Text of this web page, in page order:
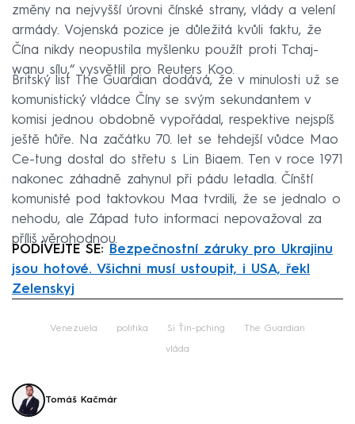
změny na nejvyšší úrovni čínské strany, vlády a velení
armády. Vojenská pozice je důležitá kvůli faktu, že
Čína nikdy neopustila myšlenku použít proti Tchaj-
wanu sílu,“ vysvětlil pro Reuters Koo.
Britský list The Guardian dodává, že v minulosti už se
komunistický vládce Číny se svým sekundantem v
komisi jednou obdobně vypořádal, respektive nejspíš
ještě hůře. Na začátku 70. let se tehdejší vůdce Mao
Ce-tung dostal do střetu s Lin Biaem. Ten v roce 1971
nakonec záhadně zahynul při pádu letadla. Čínští
komunisté pod taktovkou Maa tvrdili, že se jednalo o
nehodu, ale Západ tuto informaci nepovažoval za
příliš věrohodnou.
PODÍVEJTE SE:
Bezpečnostní záruky pro Ukrajinu
jsou hotové. Všichni musí ustoupit, i USA, řekl
Zelenskyj
Venezuela politika Si Ťin-pching The Guardian
vláda
Tomáš Kačmár